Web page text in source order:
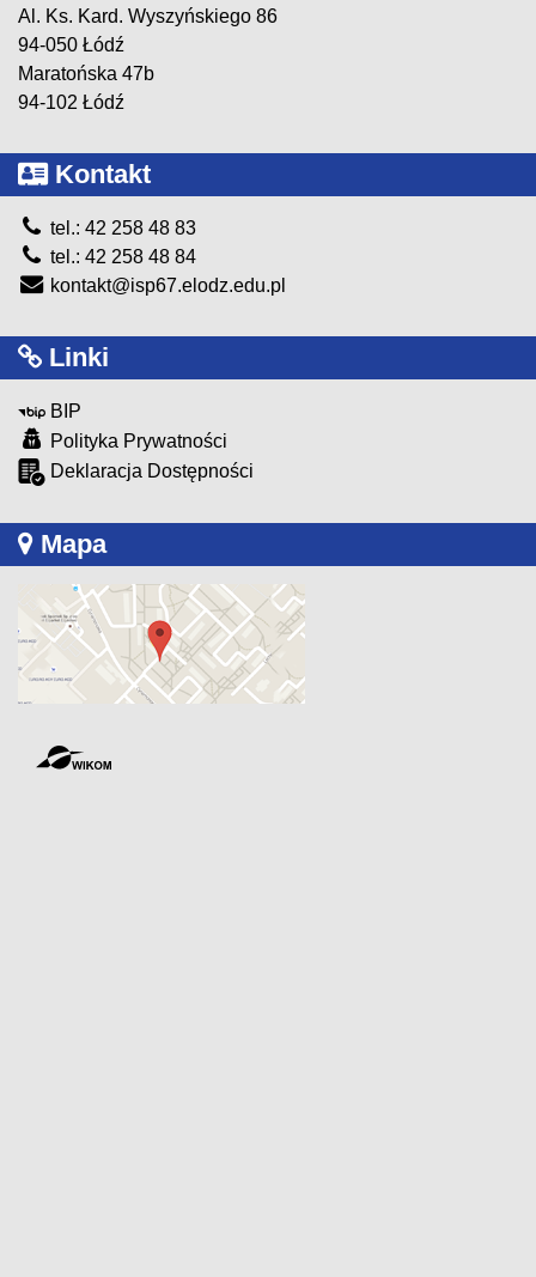
Al. Ks. Kard. Wyszyńskiego 86
94-050 Łódź
Maratońska 47b
94-102 Łódź
Kontakt
tel.: 42 258 48 83
tel.: 42 258 48 84
kontakt@isp67.elodz.edu.pl
Linki
BIP
Polityka Prywatności
Deklaracja Dostępności
Mapa